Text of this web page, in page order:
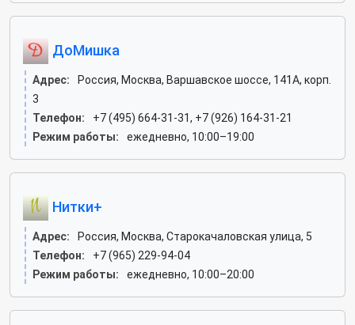
ДоМишка
Адрес:
Россия, Москва, Варшавское шоссе, 141А, корп.
3
Телефон:
+7 (495) 664-31-31, +7 (926) 164-31-21
Режим работы:
ежедневно, 10:00–19:00
Нитки+
Адрес:
Россия, Москва, Старокачаловская улица, 5
Телефон:
+7 (965) 229-94-04
Режим работы:
ежедневно, 10:00–20:00